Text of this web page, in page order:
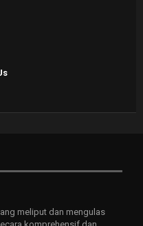
meliput dan mengulas